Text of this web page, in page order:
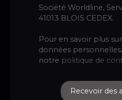
Société Worldline,
41013 BLOIS CEDEX.
Pour en savoir plus
données
notre politique de
Recevoir des